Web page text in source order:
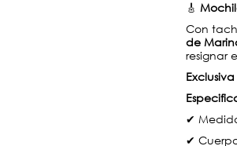
🎸
Con
de
resignar
✔
✔